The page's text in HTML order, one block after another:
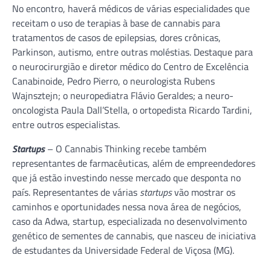
No encontro, haverá médicos de várias especialidades que
receitam o uso de terapias à base de cannabis para
tratamentos de casos de epilepsias, dores crônicas,
Parkinson, autismo, entre outras moléstias. Destaque para
o neurocirurgião e diretor médico do Centro de Excelência
Canabinoide, Pedro Pierro, o neurologista Rubens
Wajnsztejn; o neuropediatra Flávio Geraldes; a neuro-
oncologista Paula Dall’Stella, o ortopedista Ricardo Tardini,
entre outros especialistas.
Startups– O Cannabis Thinking recebe também
representantes de farmacêuticas, além de empreendedores
que já estão investindo nesse mercado que desponta no
país. Representantes de várias startupsvão mostrar os
caminhos e oportunidades nessa nova área de negócios,
caso da Adwa, startup, especializada no desenvolvimento
genético de sementes de cannabis, que nasceu de iniciativa
de estudantes da Universidade Federal de Viçosa (MG).